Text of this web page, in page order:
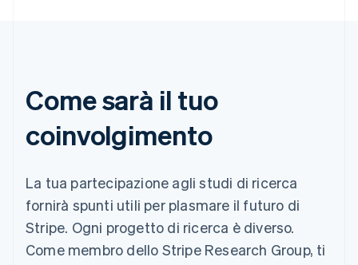
Come sarà il tuo
coinvolgimento
La tua partecipazione agli studi di ricerca
fornirà spunti utili per plasmare il futuro di
Stripe. Ogni progetto di ricerca è diverso.
Come membro dello Stripe Research Group, ti
ItalianoEnglish
Lettonia
English
Liechtenstein
Lituania
English
Lussemburgo
FrançaisDeutschEnglish
Malaysia